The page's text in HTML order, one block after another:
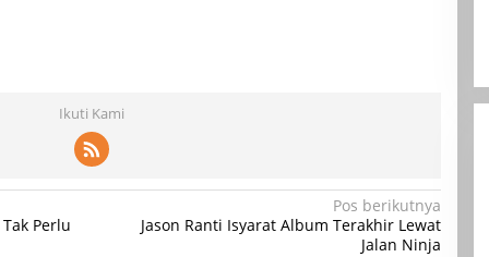
Ikuti Kami
Perlu
Pos berikutnya
Jason Ranti Isyarat Album Terakhir Lewat
Jalan Ninja